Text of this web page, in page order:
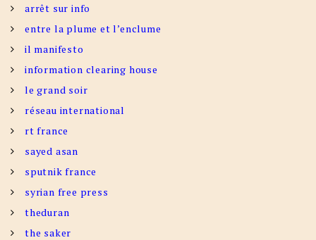
arrêt sur info
entre la plume et l’enclume
il manifesto
information clearing house
le grand soir
réseau international
rt france
sayed asan
sputnik france
syrian free press
theduran
the saker